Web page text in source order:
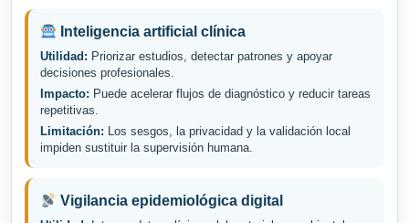
Inteligencia artificial clínica
Utilidad: Priorizar estudios, detectar patrones y apoyar
decisiones profesionales.
Impacto: Puede acelerar flujos de diagnóstico y reducir tareas
repetitivas.
Limitación: Los sesgos, la privacidad y la validación local
impiden sustituir la supervisión humana.
Vigilancia epidemiológica digital